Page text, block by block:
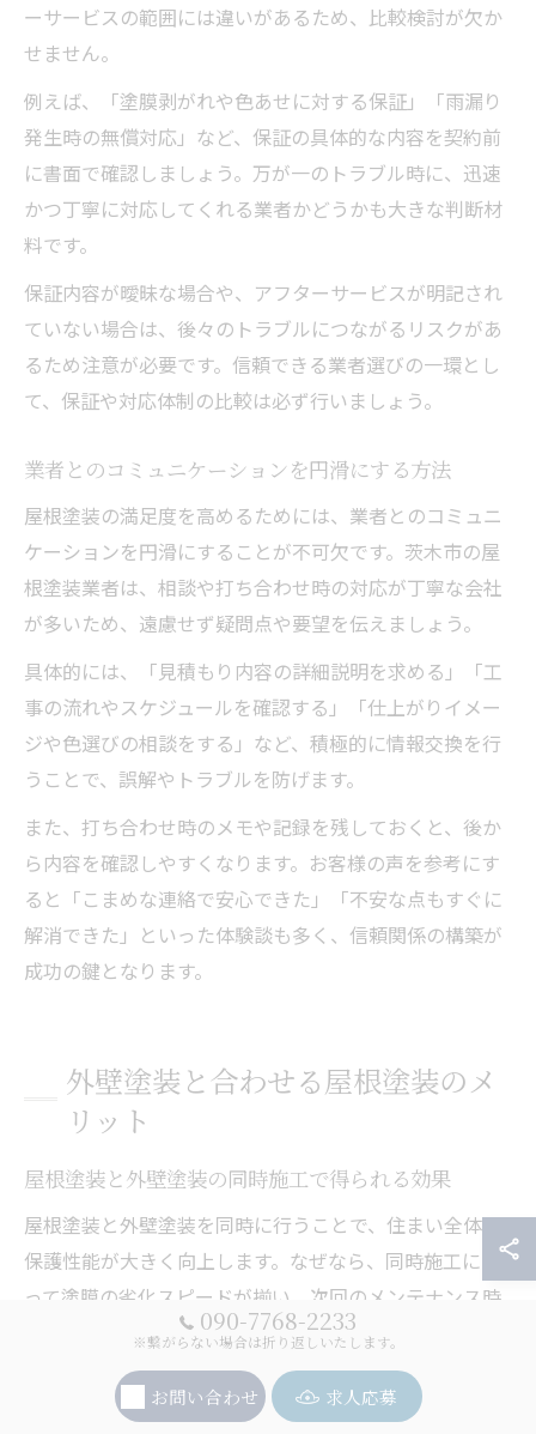
ーサービスの範囲には違いがあるため、比較検討が欠か
せません。
例えば、「塗膜剥がれや色あせに対する保証」「雨漏り
発生時の無償対応」など、保証の具体的な内容を契約前
に書面で確認しましょう。万が一のトラブル時に、迅速
かつ丁寧に対応してくれる業者かどうかも大きな判断材
料です。
保証内容が曖昧な場合や、アフターサービスが明記され
ていない場合は、後々のトラブルにつながるリスクがあ
るため注意が必要です。信頼できる業者選びの一環とし
て、保証や対応体制の比較は必ず行いましょう。
業者とのコミュニケーションを円滑にする方法
屋根塗装の満足度を高めるためには、業者とのコミュニ
ケーションを円滑にすることが不可欠です。茨木市の屋
根塗装業者は、相談や打ち合わせ時の対応が丁寧な会社
が多いため、遠慮せず疑問点や要望を伝えましょう。
具体的には、「見積もり内容の詳細説明を求める」「工
事の流れやスケジュールを確認する」「仕上がりイメー
ジや色選びの相談をする」など、積極的に情報交換を行
うことで、誤解やトラブルを防げます。
また、打ち合わせ時のメモや記録を残しておくと、後か
ら内容を確認しやすくなります。お客様の声を参考にす
ると「こまめな連絡で安心できた」「不安な点もすぐに
解消できた」といった体験談も多く、信頼関係の構築が
成功の鍵となります。
外壁塗装と合わせる屋根塗装のメ
リット
屋根塗装と外壁塗装の同時施工で得られる効果
屋根塗装と外壁塗装を同時に行うことで、住まい全体の
保護性能が大きく向上します。なぜなら、同時施工によ
って塗膜の劣化スピードが揃い、次回のメンテナンス時
期も統一しやすくなるためです。
また、足場設置のコストが一度で済むため、個別に依頼
するよりも費用を抑えやすい点も大きなメリットです。
090-7768-2233
※繋がらない場合は折り返しいたします。
お問い合わせ 求人応募